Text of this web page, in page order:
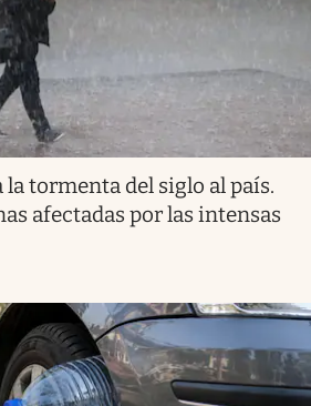
la tormenta del siglo al país.
afectadas por las intensas